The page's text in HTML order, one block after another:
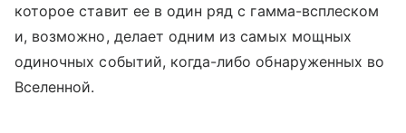
которое ставит ее в один ряд с гамма-всплеском
и, возможно, делает одним из самых мощных
одиночных событий, когда-либо обнаруженных во
Вселенной.